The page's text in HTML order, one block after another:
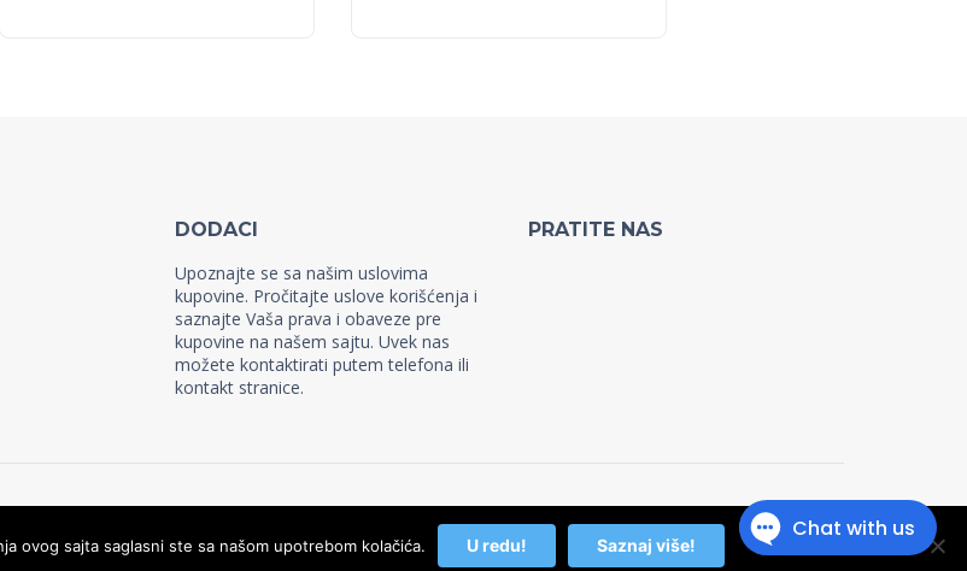
DODACI
Upoznajte se sa našim uslovima
kupovine. Pročitajte uslove korišćenja i
saznajte Vaša prava i obaveze pre
kupovine na našem sajtu. Uvek nas
možete kontaktirati putem telefona ili
kontakt stranice.
PRATITE NAS
ovog sajta saglasni ste sa našom upotrebom kolačića. U redu! Saznaj više!